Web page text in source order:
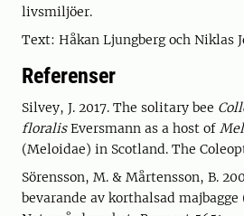
livsmiljöer.
Text: Håkan Ljungberg och Niklas
Referenser
Silvey, J. 2017. The solitary bee
floralisEversmann as a host of
(Meloidae) in Scotland. The
Sörensson, M. & Mårtensson, B.
bevarande av korthalsad majbagge